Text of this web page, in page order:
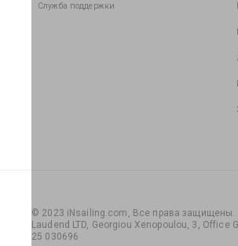
Служба поддержки
© 2023 iNsailing.com, Все права защищены.
Laudend LTD, Georgiou Xenopoulou, 3, Office
25 030696